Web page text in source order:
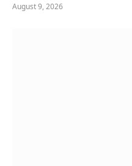
August 9, 2026